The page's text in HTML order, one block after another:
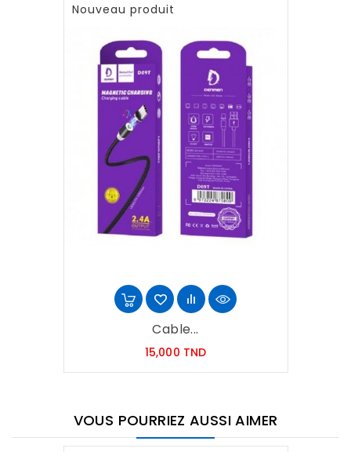
Nouveau produit
Cable...
15,000 TNDPrix
VOUS POURRIEZ AUSSI AIMER